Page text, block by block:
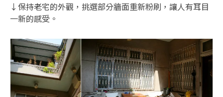
↓保持老宅的外觀，挑選部分牆面重新粉刷，讓人有耳目
一新的感受。